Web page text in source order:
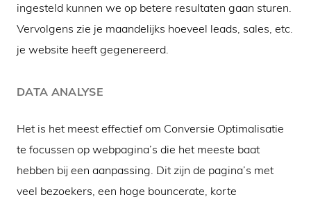
ingesteld kunnen we op betere resultaten gaan sturen.
Vervolgens zie je maandelijks hoeveel leads, sales, etc.
je website heeft gegenereerd.
DATA ANALYSE
Het is het meest effectief om Conversie Optimalisatie
te focussen op webpagina’s die het meeste baat
hebben bij een aanpassing. Dit zijn de pagina’s met
veel bezoekers, een hoge bouncerate, korte